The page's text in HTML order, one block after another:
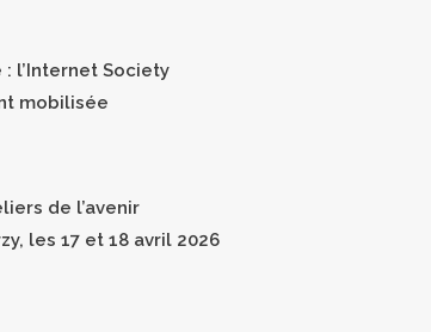
: l’Internet Society
mobilisée
de l’avenir
les 17 et 18 avril 2026